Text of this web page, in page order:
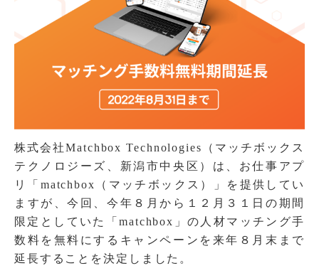
株式会社Matchbox Technologies（マッチボックス
テクノロジーズ、新潟市中央区）は、お仕事アプ
リ「matchbox（マッチボックス）」を提供してい
ますが、今回、今年８月から１２月３１日の期間
限定としていた「matchbox」の人材マッチング手
数料を無料にするキャンペーンを来年８月末まで
延長することを決定しました。